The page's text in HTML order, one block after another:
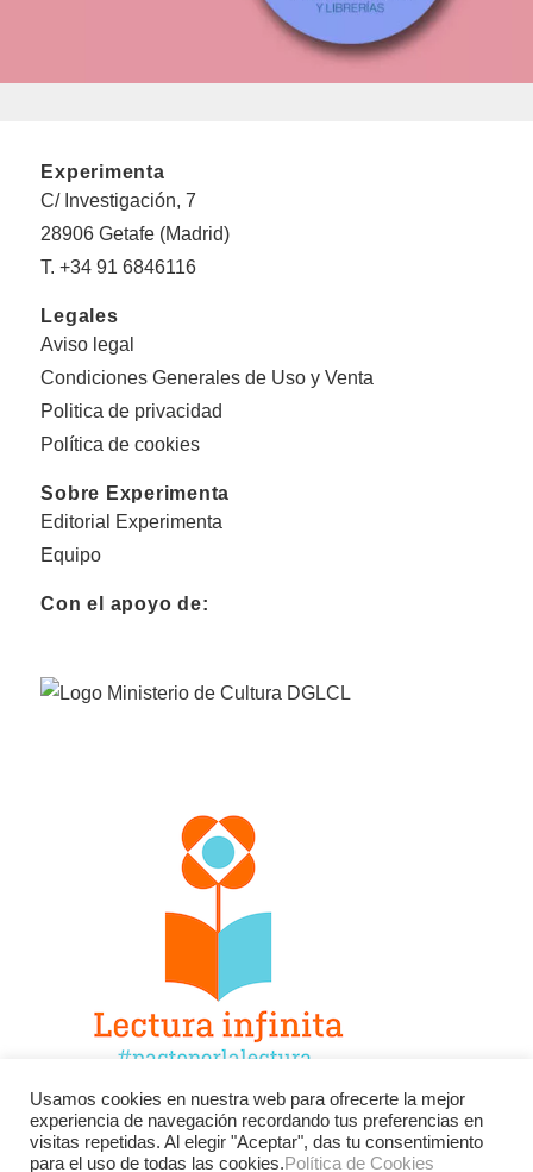
Experimenta
C/ Investigación, 7
28906 Getafe (Madrid)
T. +34 91 6846116
Legales
Aviso legal
Condiciones Generales de Uso y Venta
Politica de privacidad
Política de cookies
Sobre Experimenta
Editorial Experimenta
Equipo
Con el apoyo de:
Facebook Twitter
Instagram
Usamos cookies en nuestra web para ofrecerte la mejor
experiencia de navegación recordando tus preferencias en
visitas repetidas. Al elegir "Aceptar", das tu consentimiento
para el uso de todas las cookies.Política de Cookies